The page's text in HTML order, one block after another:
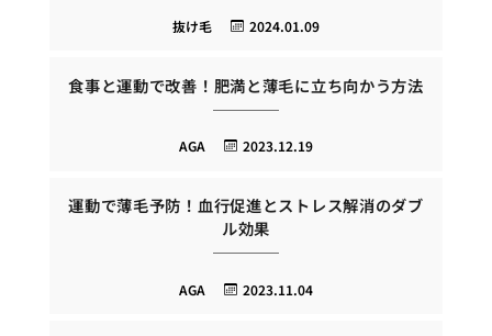
2024.01.09
抜け毛
食事と運動で改善！肥満と薄毛に立ち向かう方法
2023.12.19
AGA
運動で薄毛予防！血行促進とストレス解消のダブ
ル効果
2023.11.04
AGA